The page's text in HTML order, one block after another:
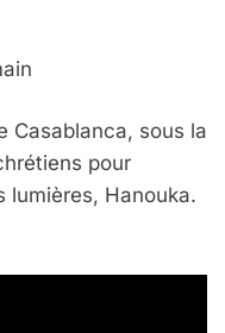
Casablanca, sous la
pour
lumières, Hanouka.